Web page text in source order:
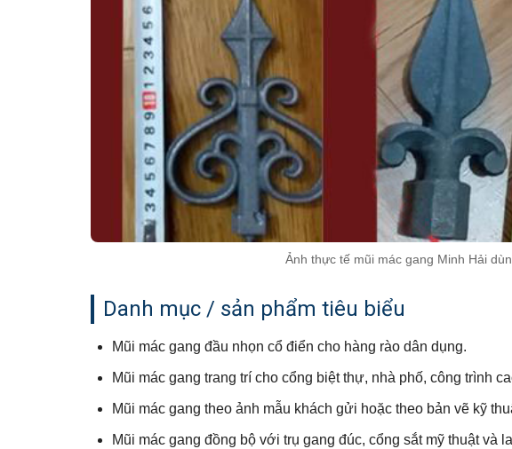
Ảnh thực tế mũi mác gang Minh Hải
Danh mục / sản phẩm tiêu biểu
Mũi mác gang đầu nhọn cổ điển cho hàng rào dân dụng.
Mũi mác gang trang trí cho cổng biệt thự, nhà phố, công trình
Mũi mác gang theo ảnh mẫu khách gửi hoặc theo bản vẽ kỹ
Mũi mác gang đồng bộ với trụ gang đúc, cổng sắt mỹ thuật và